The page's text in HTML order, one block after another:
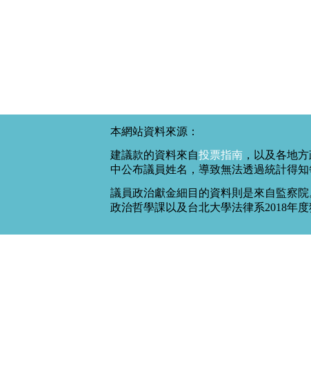
本網站資料來源：
建議款的資料來自投票指南 ，以及各地
中公布議員姓名，導致無法透過統計得
議員政治獻金細目的資料則是來自監察
政治哲學課以及台北大學法律系2018年